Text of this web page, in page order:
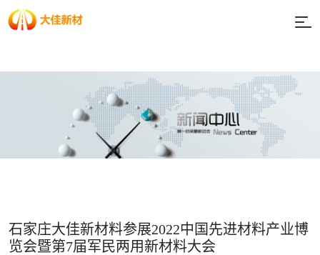
石家庄大佳新材料参展2022中国先进材料产业博
览会暨第7届军民两用新材料大会